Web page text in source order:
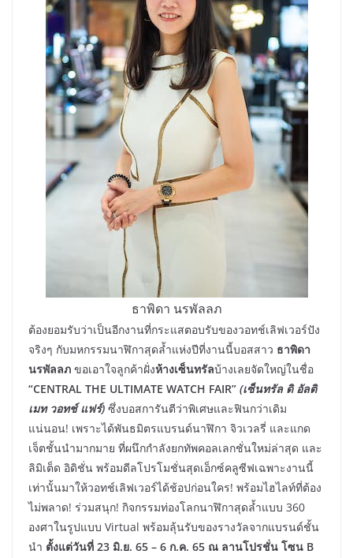
ธาพิดา นรพัลลภ
ต้องยอมรับว่าเป็นอีกงานที่กระแสตอบรับของวอทช์เลิฟเวอร์ปัง
จริงๆ กับมหกรรมนาฬิกาสุดล้ำแห่งปีที่งานนี้บอสสาว ธาพิดา
นรพัลลภ ขอเอาใจลูกค้าฝั่งห้างเซ็นทรัลบ้างเลยจัดใหญ่ในชื่อ
“CENTRAL THE ULTIMATE WATCH FAIR” (เซ็นทรัล ดิ อัลติ
เมท วอทช์ แฟร์) ซึ่งบอสการันตีว่าพิเศษและฟินกว่าเดิม
แน่นอน! เพราะได้พันธมิตรแบรนด์นาฬิกา จิวเวลรี่ และแกด
เจ็ตชั้นนำมากมาย ที่ผนึกกำลังยกทัพคอลเลกชั่นใหม่ล่าสุด และ
ลิมิเต็ด อิดิชั่น พร้อมดีลโปรโมชั่นสุดเอ็กซ์คลูซีฟเฉพาะงานนี้
เท่านั้นมาให้วอทช์เลิฟเวอร์ได้ช้อปก่อนใคร! พร้อมไฮไลท์ที่ต้อง
ไม่พลาด! ร่วมสนุก! กิจกรรมท่องโลกนาฬิกาสุดล้ำแบบ 360
องศาในรูปแบบ Virtual พร้อมลุ้นรับของรางวัลจากแบรนด์ชั้น
นำ ตั้งแต่วันที่ 23 มิ.ย. 65 – 6 ก.ค. 65 ณ ลานโปรชั่น โซน B